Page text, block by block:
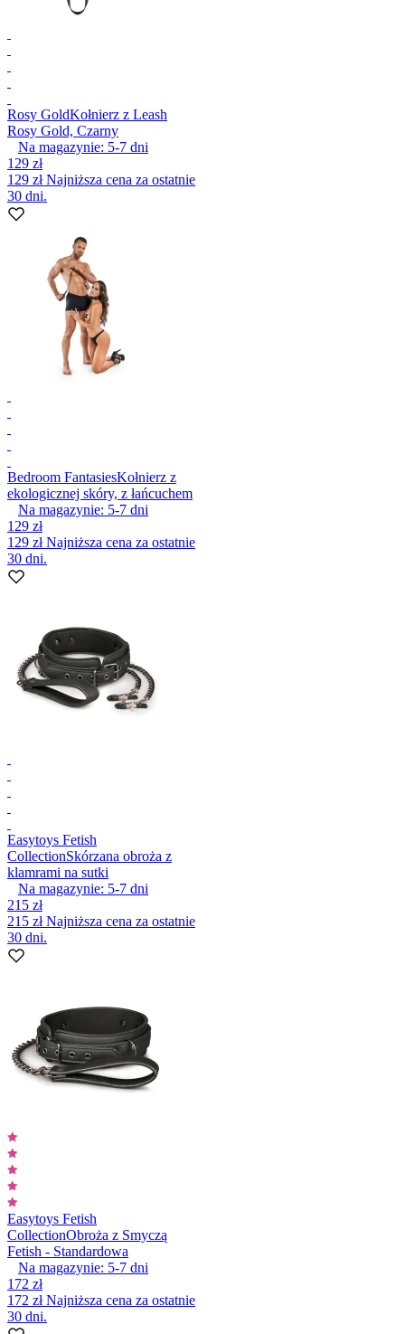
Rosy GoldKołnierz z Leash
Rosy Gold, Czarny
Na magazynie: 5-7 dni
129 zł
129 złNajniższa cena za ostatnie
30 dni.
Bedroom FantasiesKołnierz z
ekologicznej skóry, z łańcuchem
Na magazynie: 5-7 dni
129 zł
129 złNajniższa cena za ostatnie
30 dni.
Easytoys Fetish
CollectionSkórzana obroża z
klamrami na sutki
Na magazynie: 5-7 dni
215 zł
215 złNajniższa cena za ostatnie
30 dni.
Easytoys Fetish
CollectionObroża z Smyczą
Fetish - Standardowa
Na magazynie: 5-7 dni
172 zł
172 złNajniższa cena za ostatnie
30 dni.